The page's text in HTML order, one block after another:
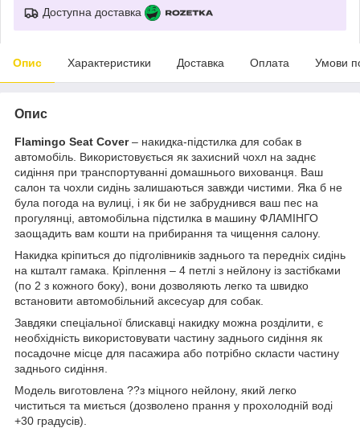
Доступна доставка
Опис Характеристики Доставка Оплата Умови
Опис
Flamingo Seat Cover– накидка-підстилка для собак в
автомобіль. Використовується як захисний чохл на заднє
сидіння при транспортуванні домашнього вихованця. Ваш
салон та чохли сидінь залишаються завжди чистими. Яка б не
була погода на вулиці, і як би не забруднився ваш пес на
прогулянці, автомобільна підстилка в машину ФЛАМІНГО
заощадить вам кошти на прибирання та чищення салону.
Накидка кріпиться до підголівників заднього та передніх сидінь
на кшталт гамака. Кріплення – 4 петлі з нейлону із застібками
(по 2 з кожного боку), вони дозволяють легко та швидко
встановити автомобільний аксесуар для собак.
Завдяки спеціальної блискавці накидку можна розділити, є
необхідність використовувати частину заднього сидіння як
посадочне місце для пасажира або потрібно скласти частину
заднього сидіння.
Модель виготовлена ??з міцного нейлону, який легко
чиститься та миється (дозволено прання у прохолодній воді
+30 градусів).